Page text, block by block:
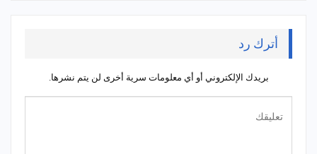
أترك رد
بريدك الإلكتروني أو أي معلومات سرية أخرى لن يتم نشرها.